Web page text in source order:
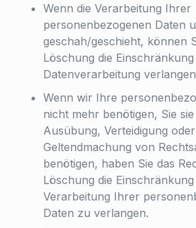
Wenn die Verarbeitung Ihrer
personenbezogenen Daten
geschah/geschieht, können
Löschung die
Datenverarbeitung
Wenn wir Ihre
nicht mehr benötigen, Sie
Ausübung, Verteidigung oder
Geltendmachung von
benötigen, haben Sie das
Löschung die
Verarbeitung Ihrer
Daten zu verlangen.